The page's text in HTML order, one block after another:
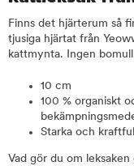
Finns det hjärterum så
tjusiga hjärtat från
kattmynta. Ingen
10 cm
100 % organiskt
Starka och
Vad gör du om